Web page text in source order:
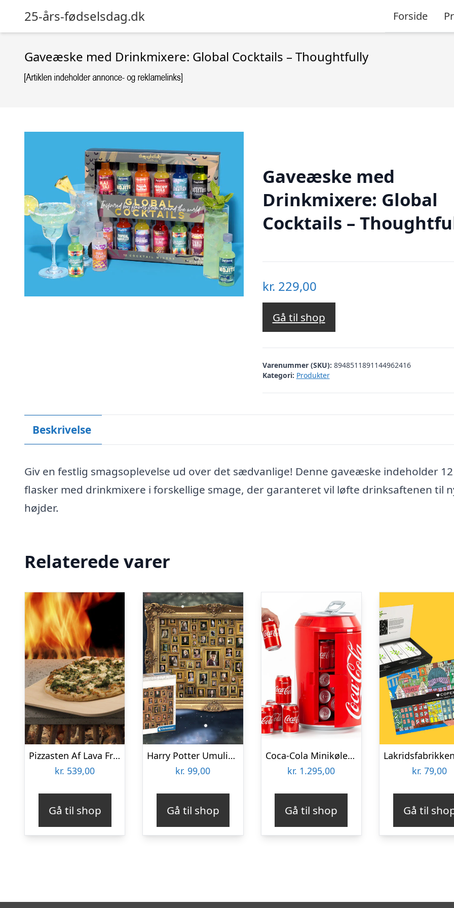
25-års-fødselsdag.dk Forside
Gaveæske med Drinkmixere: Global Cocktails – Thoughtfully
Gaveæske med
Drinkmixere: Global
Cocktails –
kr. 229,00
Gå til shop
Varenummer (SKU): 8948511891144962416
Kategori: Produkter
Beskrivelse
Giv en festlig smagsoplevelse ud over det sædvanlige! Denne gaveæske indeholder 12
flasker med drinkmixere i forskellige smage, der garanteret vil løfte drinksaftenen til
højder.
Relaterede varer
Pizzasten Af Lava Fra Etna
kr. 539,00
Gå til shop
Harry Potter Umulig Puslespil
kr. 99,00
Gå til shop
Coca-Cola Minikøleskab
kr. 1.295,00
Gå til shop
kr. 79,00
Gå til